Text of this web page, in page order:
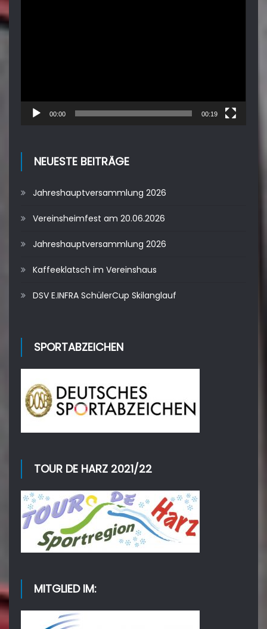
00:00 00:19
NEUESTE BEITRÄGE
Jahreshauptversammlung 2026
Vereinsheimfest am 20.06.2026
Jahreshauptversammlung 2026
Kaffeeklatsch im Vereinshaus
DSV E.INFRA SchülerCup Skilanglauf
SPORTABZEICHEN
TOUR DE HARZ 2021/22
MITGLIED IM: